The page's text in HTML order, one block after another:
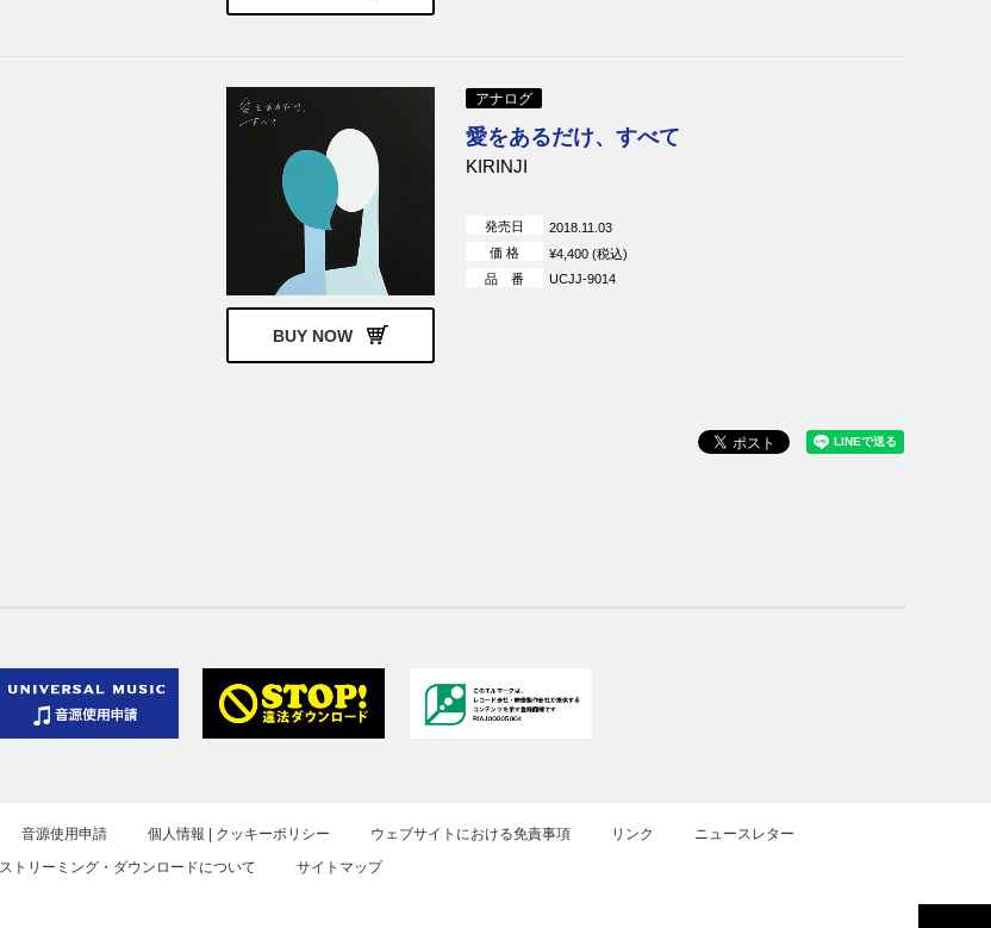
BUY NOW
アナログ
愛をあるだけ、すべて
KIRINJI
発売日
2018.11.03
価 格
¥4,400 (税込)
品 番
UCJJ-9014
音源使用申請 個人情報 | クッキーポリシー ウェブサイトにおける免責事項 リンク ニュースレター
ストリーミング・ダウンロードについて サイトマップ